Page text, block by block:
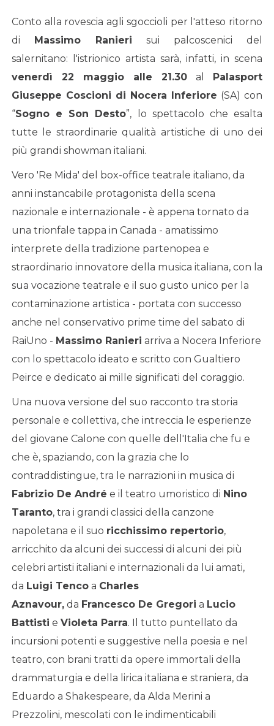
Conto alla rovescia agli sgoccioli per l'atteso ritorno
di Massimo Ranieri sui palcoscenici del
salernitano: l'istrionico artista sarà, infatti, in scena
venerdì 22 maggio alle 21.30 al Palasport
Giuseppe Coscioni di Nocera Inferiore (SA) con
“Sogno e Son Desto”, lo spettacolo che esalta
tutte le straordinarie qualità artistiche di uno dei
più grandi showman italiani.
Vero 'Re Mida' del box-office teatrale italiano, da
anni instancabile protagonista della scena
nazionale e internazionale - è appena tornato da
una trionfale tappa in Canada - amatissimo
interprete della tradizione partenopea e
straordinario innovatore della musica italiana, con la
sua vocazione teatrale e il suo gusto unico per la
contaminazione artistica - portata con successo
anche nel conservativo prime time del sabato di
RaiUno - Massimo Ranieri arriva a Nocera Inferiore
con lo spettacolo ideato e scritto con Gualtiero
Peirce e dedicato ai mille significati del coraggio.
Una nuova versione del suo racconto tra storia
personale e collettiva, che intreccia le esperienze
del giovane Calone con quelle dell'Italia che fu e
che è, spaziando, con la grazia che lo
contraddistingue, tra le narrazioni in musica di
Fabrizio De André e il teatro umoristico di Nino
Taranto, tra i grandi classici della canzone
napoletana e il suo ricchissimo repertorio,
arricchito da alcuni dei successi di alcuni dei più
celebri artisti italiani e internazionali da lui amati,
da Luigi Tencoa Charles
Aznavour,da Francesco De Gregori a Lucio
Battisti e Violeta Parra. Il tutto puntellato da
incursioni potenti e suggestive nella poesia e nel
teatro, con brani tratti da opere immortali della
drammaturgia e della lirica italiana e straniera, da
Eduardo a Shakespeare, da Alda Merini a
Prezzolini, mescolati con le indimenticabili